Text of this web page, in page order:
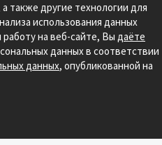
Для юридических лиц
сбора информации технического
сайт, вы даете согласие на
персональных данных в соответствии с
Информация на сайте носит
офертой, определяемой
РФ.
также другие технологии для
использования данных
на веб-сайте, Вы даёте
данных в соответствии
данных, опубликованной на